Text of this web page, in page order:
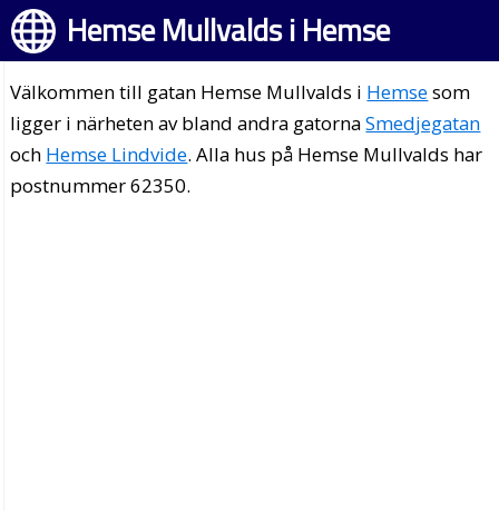
Hemse Mullvalds i Hemse
Välkommen till gatan Hemse Mullvalds i Hemsesom
ligger i närheten av bland andra gatornaSmedjegatan
och Hemse Lindvide. Alla hus på Hemse Mullvalds har
postnummer 62350.